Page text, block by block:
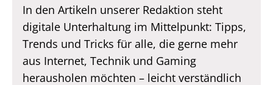
In den Artikeln unserer Redaktion steht
digitale Unterhaltung im Mittelpunkt: Tipps,
Trends und Tricks für alle, die gerne mehr
aus Internet, Technik und Gaming
herausholen möchten – leicht verständlich